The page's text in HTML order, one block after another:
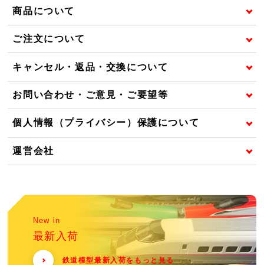
商品について
ご注文について
キャンセル・返品・交換について
お問い合わせ・ご意見・ご要望等
個人情報（プライバシー）保護について
運営会社
New in
最新入荷
鉄道模型最新入荷をもっと見る